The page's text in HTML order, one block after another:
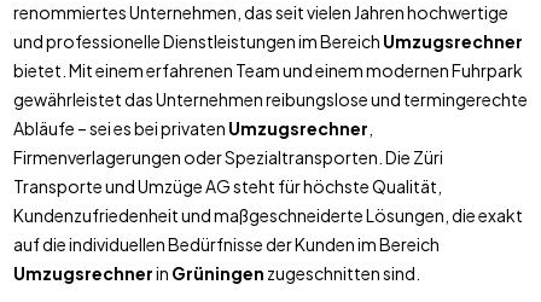
renommiertes Unternehmen, das seit vielen Jahren hochwertige
und professionelle Dienstleistungen im Bereich Umzugsrechner
bietet. Mit einem erfahrenen Team und einem modernen Fuhrpark
gewährleistet das Unternehmen reibungslose und termingerechte
Abläufe – sei es bei privaten Umzugsrechner
Firmenverlagerungen oder Spezialtransporten. Die Züri
Transporte und Umzüge AG steht für höchste Qualität,
Kundenzufriedenheit und maßgeschneiderte Lösungen, die exakt
auf die individuellen Bedürfnisse der Kunden im Bereich
Umzugsrechnerin Grüningen zugeschnitten sind.